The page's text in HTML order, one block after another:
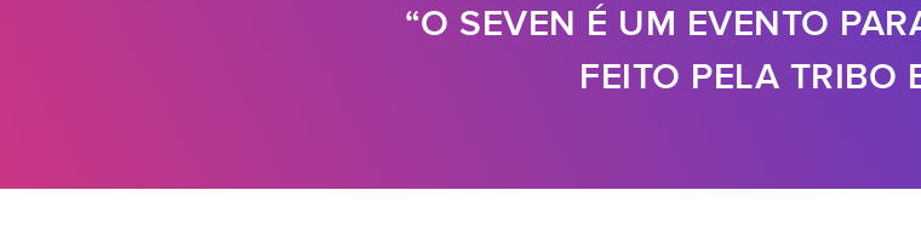
“O SEVEN É UM EVENTO
FEITO PELA TRIBO